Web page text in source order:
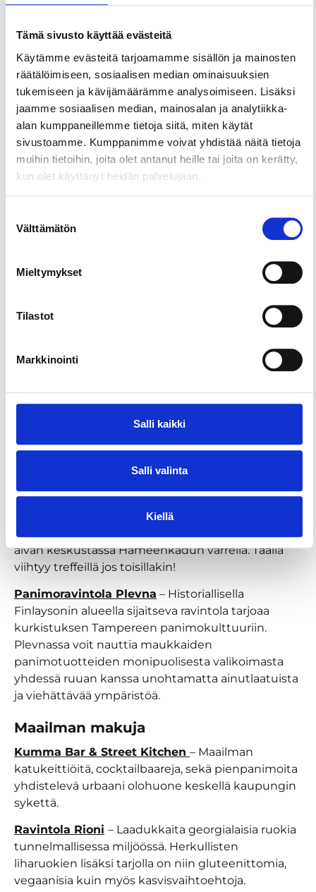
Tämä sivusto käyttää evästeitä
Käytämme evästeitä tarjoamamme sisällön ja mainosten
räätälöimiseen, sosiaalisen median ominaisuuksien
tukemiseen ja kävijämäärämme analysoimiseen. Lisäksi
jaamme sosiaalisen median, mainosalan ja analytiikka-
alan kumppaneillemme tietoja siitä, miten käytät
sivustoamme. Kumppanimme voivat yhdistää näitä tietoja
muihin tietoihin, joita olet antanut heille tai joita on kerätty,
kun olet käyttänyt heidän palvelujaan.
valinta
Välttämätön
Mieltymykset
Tilastot
Markkinointi
Salli kaikki
Salli valinta
Kiellä
syöminen välimerelliseen tyyliin.
Ravintola Nonni– Ei edusta mitään tiettyä
maantieteellistä tai kulinaarista konseptia. Se
edustaa ylpeänä rentona ja seikkailunhaluisena
ravintolana Tampereen Tammelassa.
Uteliaisuuden, luovuuden ja
ennakkoluulottomuuden kautta syntyy lumoava,
joustava ja mutkaton ravintolaelämys.
Villit & Viinit
– Kokeileva baari Tampereen
leikkisät viinit ja jännittävä ruokalista muuttuvat
jatkuvasti, jotta kunkin sesongin hienoimmat
Champagne Bar Santé
– Fiilistele hienostuneesti
äärellä. Listalta löytyy niin samppanjaa, kuohu-,
valko- sekä punaviinejä kuin viinin kylkeen sopivaa
Ravintola Muusa – Rento ja trendikäs ravintola
Tampereen keskustassa, Olympia-korttelissa.
pohjoisafrikkalaisen keittiön henki yhdistetään
paikallisiin, puhtaisiin raaka-aineisiin. Tarjolla on
myös paljon vaihtoehtoja kasvisruokailijoille.
– Herkullisen ruoan lisäksi tarjolla
on mahtavat näkymät Tammerkosken kuohuihin,
aivan keskustassa Hämeenkadun varrella. Täällä
viihtyy treffeillä jos toisillakin!
Panimoravintola Plevna – Historiallisella
Finlaysonin alueella sijaitseva ravintola tarjoaa
kurkistuksen Tampereen panimokulttuuriin.
Plevnassa voit nauttia maukkaiden
panimotuotteiden monipuolisesta valikoimasta
yhdessä ruuan kanssa unohtamatta ainutlaatuista
ja viehättävää ympäristöä.
Maailman makuja
Kumma Bar & Street Kitchen – Maailman
katukeittiöitä, cocktailbaareja, sekä pienpanimoita
yhdistelevä urbaani olohuone keskellä kaupungin
sykettä.
Ravintola Rioni – Laadukkaita georgialaisia ruokia
tunnelmallisessa miljöössä. Herkullisten
liharuokien lisäksi tarjolla on niin gluteenittomia,
vegaanisia kuin myös kasvisvaihtoehtoja.